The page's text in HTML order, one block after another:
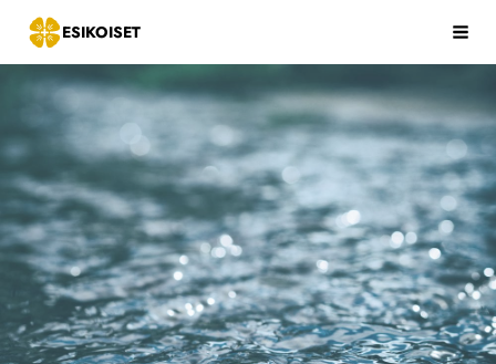
Siirry
sivun
sisältöön
ESIKOISET